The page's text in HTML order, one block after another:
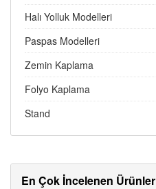
Halı Yolluk Modelleri
Paspas Modelleri
Zemin Kaplama
Folyo Kaplama
Stand
En Çok İncelenen Ürünler